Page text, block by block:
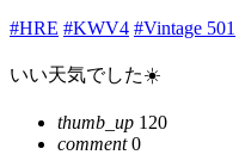
#HRE #KWV4 #Vintage 501
いい天気でした☀️
thumb_up 120
comment0